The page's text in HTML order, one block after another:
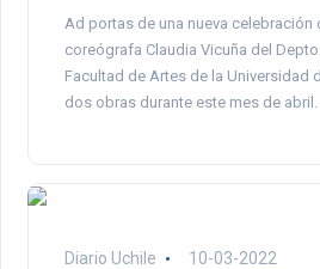
Ad portas de una nueva celebración
coreógrafa Claudia Vicuña del
Facultad de Artes de la Universidad
dos obras durante este mes de abril.
Diario Uchile 10-03-2022